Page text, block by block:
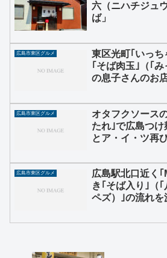
六（ニハチジュ
ば」
広島市東区グルメ
東区光町｢いっち
｢そば肉玉｣（｢
の息子さんのお店
広島市東区グルメ
オタフクソース
たれ｣で広島つ
とア・イ・ツ再び
広島市東区グルメ
広島駅北口近く
き｢そば入り｣（
ペズ）｣の流れを